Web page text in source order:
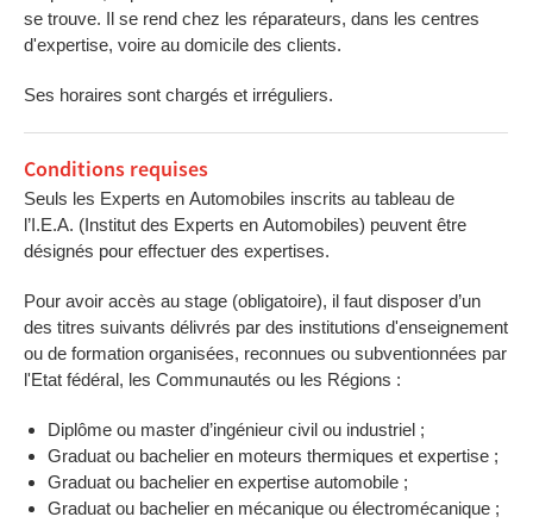
se trouve. Il se rend chez les réparateurs, dans les centres
d'expertise, voire au domicile des clients.
Ses horaires sont chargés et irréguliers.
Conditions requises
Seuls les Experts en Automobiles inscrits au tableau de
l’I.E.A. (Institut des Experts en Automobiles) peuvent être
désignés pour effectuer des expertises.
Pour avoir accès au stage (obligatoire), il faut disposer d’un
des titres suivants délivrés par des institutions d'enseignement
ou de formation organisées, reconnues ou subventionnées par
l'Etat fédéral, les Communautés ou les Régions :
Diplôme ou master d’ingénieur civil ou industriel ;
Graduat ou bachelier en moteurs thermiques et expertise ;
Graduat ou bachelier en expertise automobile ;
Graduat ou bachelier en mécanique ou électromécanique ;